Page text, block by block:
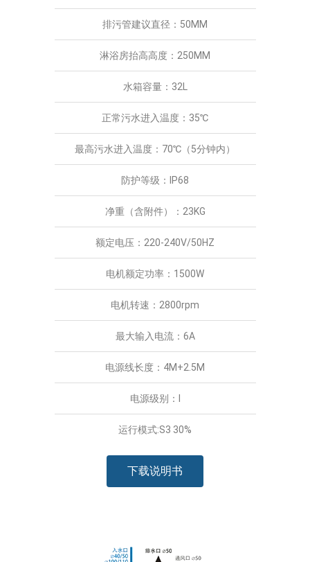
排污管建议直径：50MM
淋浴房抬高高度：250MM
水箱容量：32L
正常污水进入温度：35℃
最高污水进入温度：70℃（5分钟内）
防护等级：IP68
净重（含附件）：23KG
额定电压：220-240V/50HZ
电机额定功率：1500W
电机转速：2800rpm
最大输入电流：6A
电源线长度：4M+2.5M
电源级别：I
运行模式:S3 30%
下载说明书